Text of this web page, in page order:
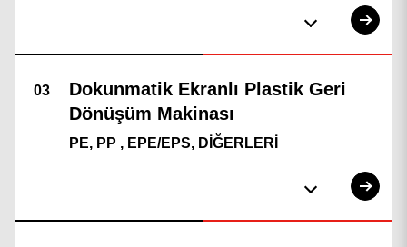
PE, PP , EPE/EPS, DİĞERLERİ